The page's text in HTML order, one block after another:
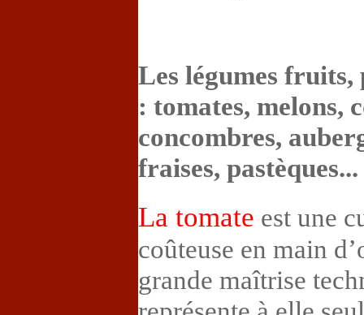
Les légumes fruits,
: tomates, melons,
concombres,
fraises, pastèques...
La tomate est une
coûteuse en main
grande maîtrise